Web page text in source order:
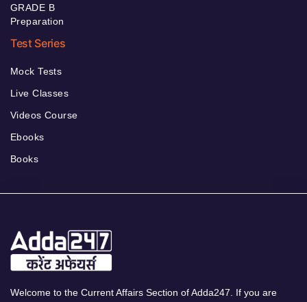
GRADE B
Preparation
Test Series
Mock Tests
Live Classes
Videos Course
Ebooks
Books
Welcome to the Current Affairs Section of Adda247. If you are